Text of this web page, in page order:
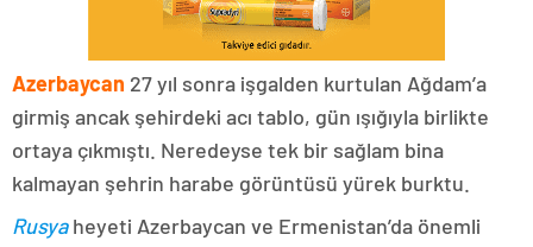
Azerbaycan 27 yıl sonra işgalden kurtulan Ağdam’a
girmiş ancak şehirdeki acı tablo, gün ışığıyla birlikte
ortaya çıkmıştı. Neredeyse tek bir sağlam bina
kalmayan şehrin harabe görüntüsü yürek burktu.
Rusyaheyeti Azerbaycan ve Ermenistan’da önemli